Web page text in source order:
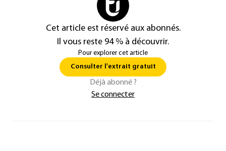
Cet article est réservé aux abonnés.
Il vous reste 94 % à découvrir.
Pour explorer cet article
Consulter l'extrait gratuit
Déjà abonné ?
Se connecter